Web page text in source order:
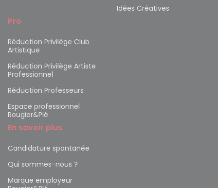
Idées Créatives
Pro
Réduction Privilège Club
Artistique
Réduction Privilège Artiste
Professionnel
Réduction Professeurs
Espace professionnel
Rougier&Plé
En savoir plus
Candidature spontanée
Qui sommes-nous ?
Marque employeur